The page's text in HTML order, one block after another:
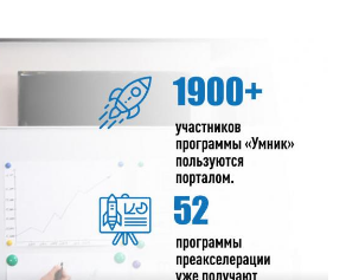
Смотреть проект